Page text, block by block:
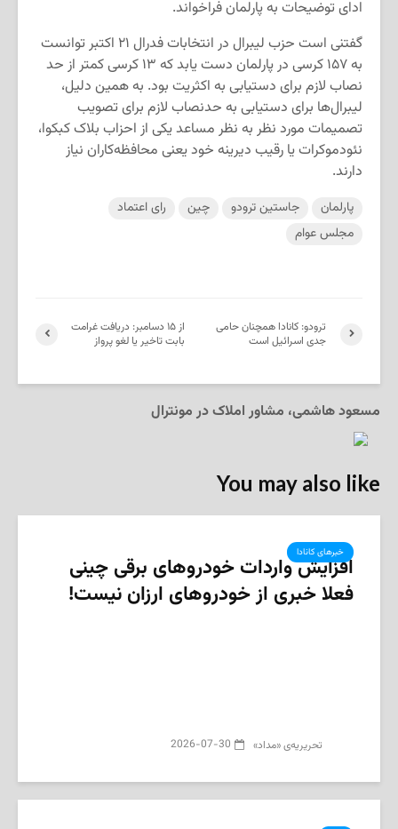
ادای توضیحات به پارلمان فراخواند.
گفتنی است حزب لیبرال در انتخابات فدرال ۲۱ اکتبر توانست
به ۱۵۷ کرسی در پارلمان دست یابد که ۱۳ کرسی کمتر از حد
نصاب لازم برای دستیابی به اکثریت بود. به همین دلیل،
لیبرال‌ها برای دستیابی به حدنصاب لازم برای تصویب
تصمیمات مورد نظر به نظر مساعد یکی از احزاب بلاک کبکوا،
نئودموکرات یا رقیب دیرینه خود یعنی محافظه‌کاران نیاز
دارند.
پارلمان جاستین ترودو چین
رای اعتماد
مجلس عوام
از ۱۵ دسامبر: دریافت غرامت
بابت تاخیر یا لغو پرواز
ترودو: کانادا همچنان حامی
جدی اسرائیل است
مسعود هاشمی، مشاور املاک در مونترال
You may also like
خبرهای کانادا
افزایش واردات خودروهای برقی چینی
فعلا خبری از خودروهای ارزان‌ نیست!
تحریریه‌ی «مداد» 2026-07-30